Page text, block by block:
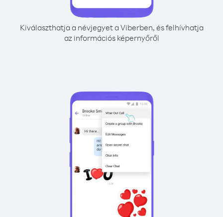
Kiválaszthatja a névjegyet a Viberben, és felhívhatja
az információs képernyőről